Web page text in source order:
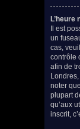
L’heure
Il est
un
cas,
contrôle
afin de
noter
plupart
qu’aux
inscrit,